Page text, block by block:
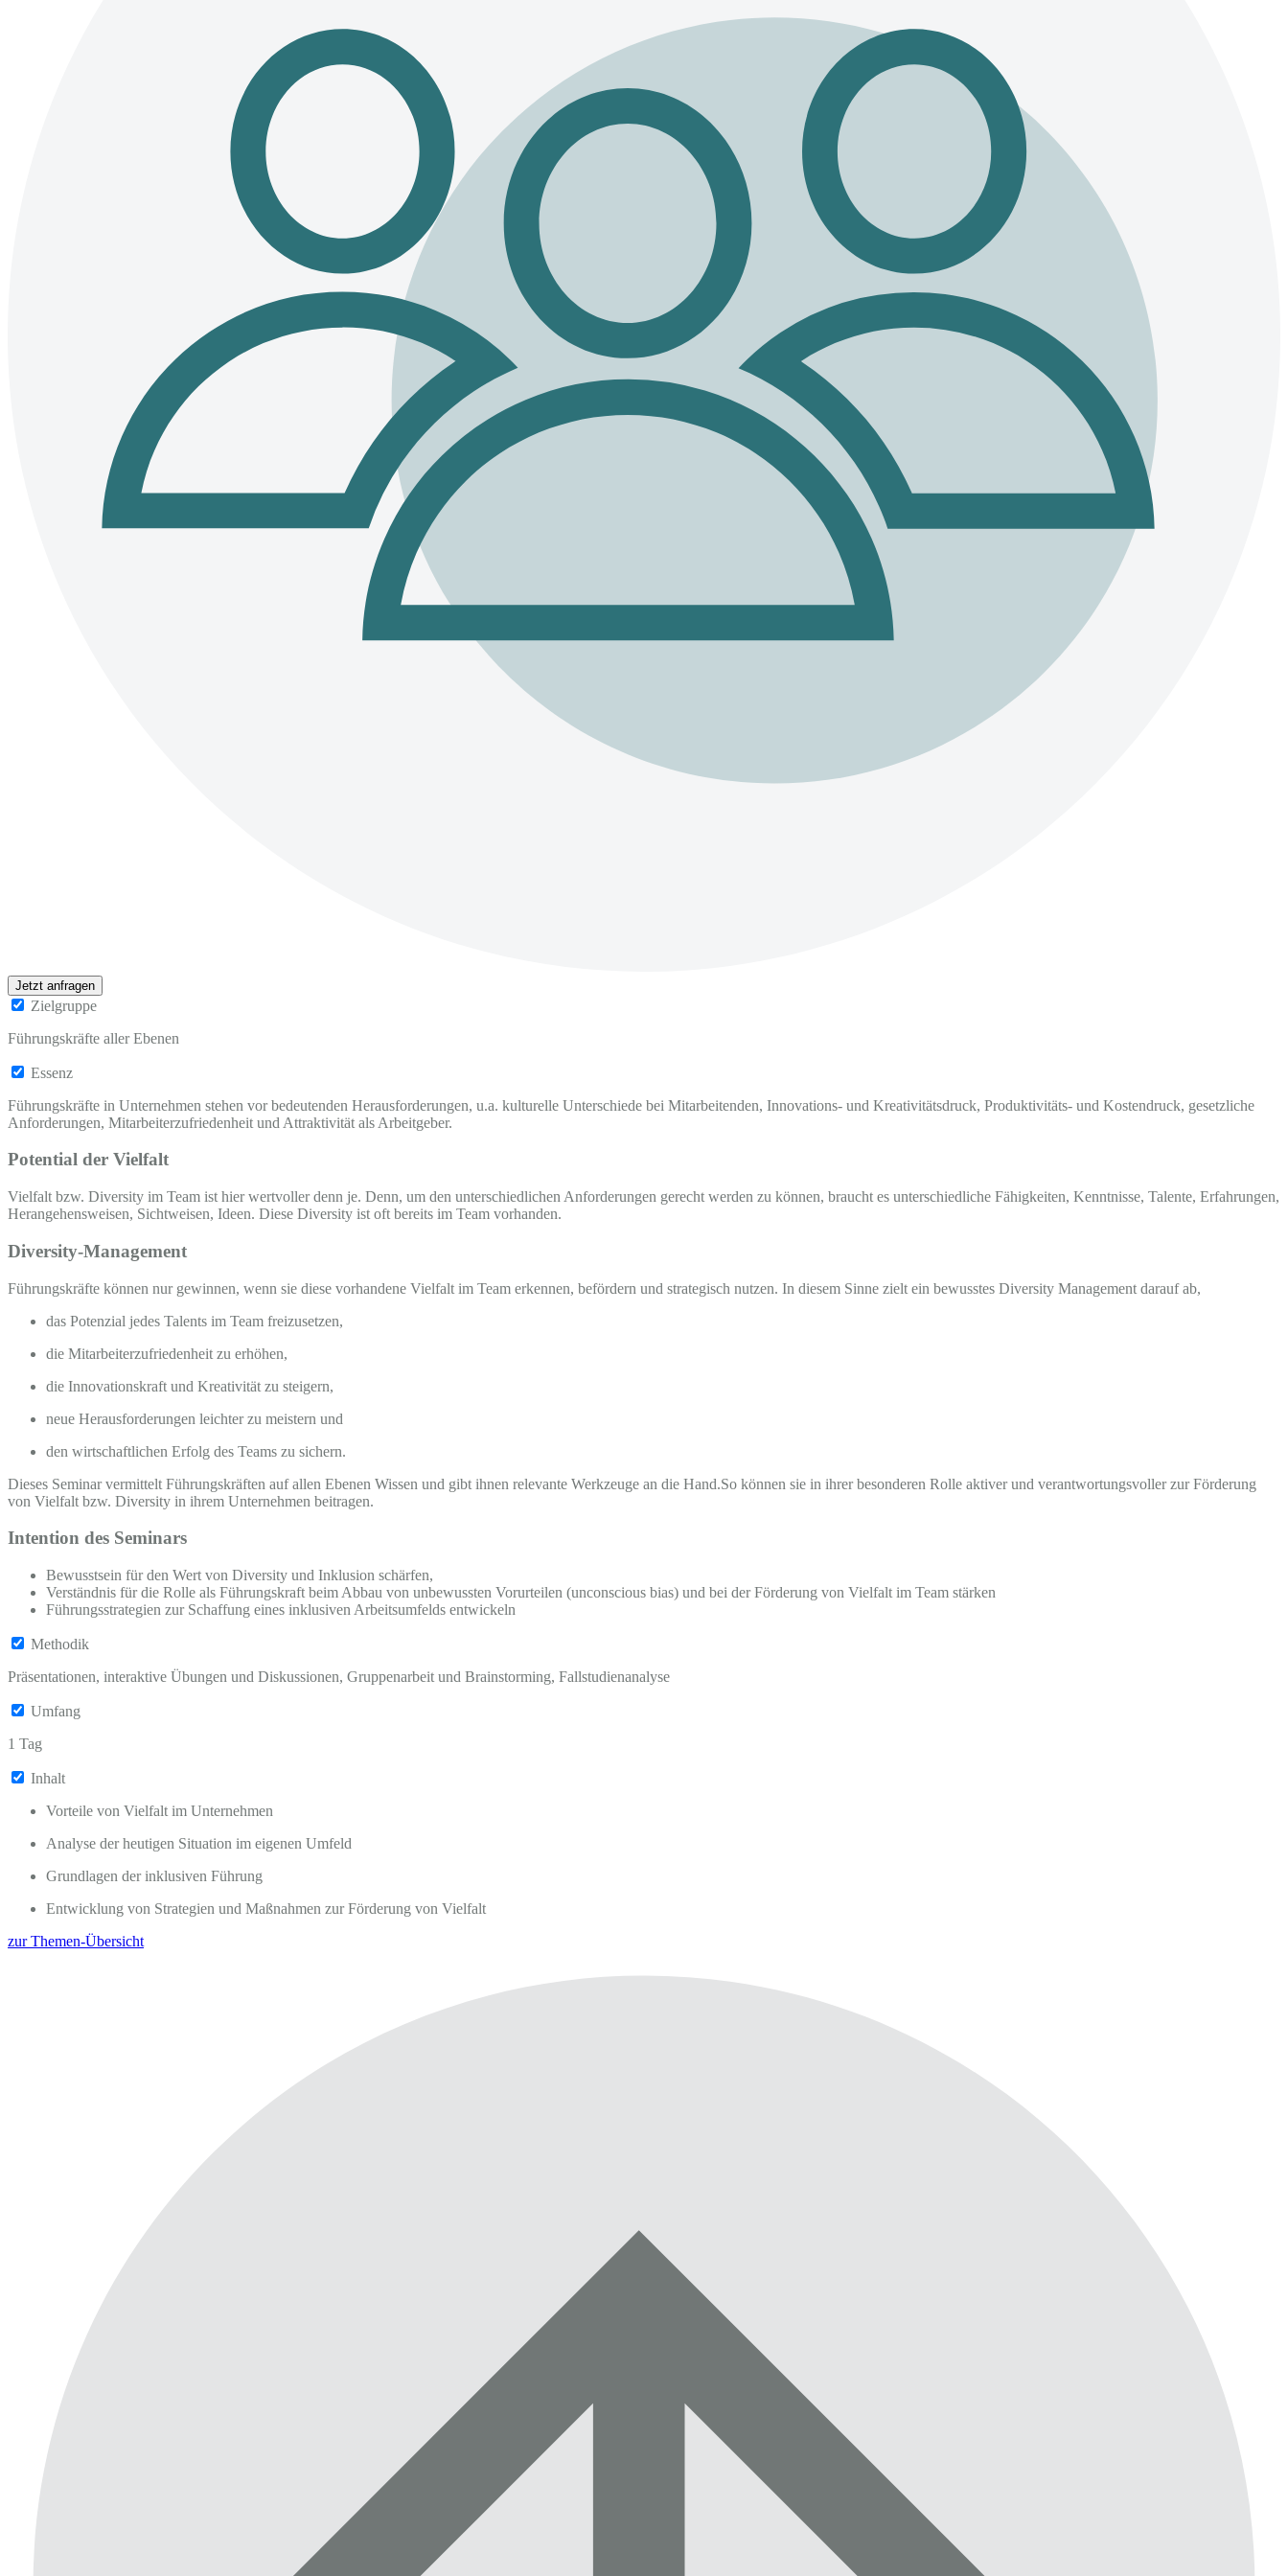
Jetzt anfragen
Zielgruppe
Führungskräfte aller Ebenen
Essenz
Führungskräfte in Unternehmen stehen vor bedeutenden Herausforderungen, u.a. kulturelle Unterschiede bei Mitarbeitenden, Innovations- und Kreativitätsdruck, Produktivitäts- und Kostendruck, gesetzliche
Anforderungen, Mitarbeiterzufriedenheit und Attraktivität als Arbeitgeber.
Potential der Vielfalt
Vielfalt bzw. Diversity im Team ist hier wertvoller denn je. Denn, um den unterschiedlichen Anforderungen gerecht werden zu können, braucht es unterschiedliche Fähigkeiten, Kenntnisse, Talente, Erfahrungen,
Herangehensweisen, Sichtweisen, Ideen. Diese Diversity ist oft bereits im Team vorhanden.
Diversity-Management
Führungskräfte können nur gewinnen, wenn sie diese vorhandene Vielfalt im Team erkennen, befördern und strategisch nutzen. In diesem Sinne zielt ein bewusstes Diversity Management darauf ab,
das Potenzial jedes Talents im Team freizusetzen,
die Mitarbeiterzufriedenheit zu erhöhen,
die Innovationskraft und Kreativität zu steigern,
neue Herausforderungen leichter zu meistern und
den wirtschaftlichen Erfolg des Teams zu sichern.
Dieses Seminar vermittelt Führungskräften auf allen Ebenen Wissen und gibt ihnen relevante Werkzeuge an die Hand.So können sie in ihrer besonderen Rolle aktiver und verantwortungsvoller zur Förderung
von Vielfalt bzw. Diversity in ihrem Unternehmen beitragen.
Intention des Seminars
Bewusstsein für den Wert von Diversity und Inklusion schärfen,
Verständnis für die Rolle als Führungskraft beim Abbau von unbewussten Vorurteilen (unconscious bias) und bei der Förderung von Vielfalt im Team stärken
Führungsstrategien zur Schaffung eines inklusiven Arbeitsumfelds entwickeln
Methodik
Präsentationen, interaktive Übungen und Diskussionen, Gruppenarbeit und Brainstorming, Fallstudienanalyse
Umfang
1 Tag
Inhalt
Vorteile von Vielfalt im Unternehmen
Analyse der heutigen Situation im eigenen Umfeld
Grundlagen der inklusiven Führung
Entwicklung von Strategien und Maßnahmen zur Förderung von Vielfalt
zur Themen-Übersicht